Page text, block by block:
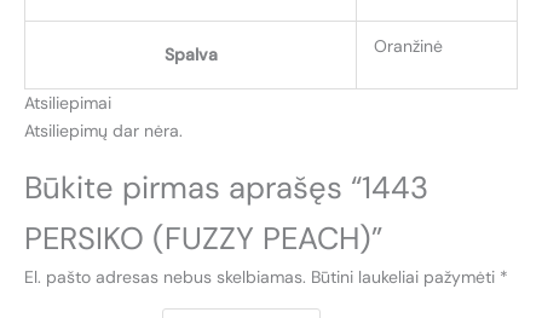
Spalva Oranžinė
Atsiliepimai
Atsiliepimų dar nėra.
Būkite pirmas aprašęs “1443
PERSIKO (FUZZY PEACH)”
El. pašto adresas nebus skelbiamas. Būtini laukeliai pažymėti *